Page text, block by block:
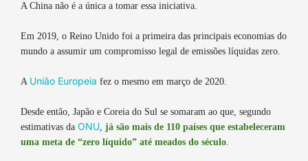
A China não é a única a tomar essa iniciativa.
Em 2019, o Reino Unido foi a primeira das principais economias do
mundo a assumir um compromisso legal de emissões líquidas zero.
A União Europeia fez o mesmo em março de 2020.
Desde então, Japão e Coreia do Sul se somaram ao que, segundo
estimativas da ONU, já são mais de 110 países que estabeleceram
uma meta de “zero líquido” até meados do século.